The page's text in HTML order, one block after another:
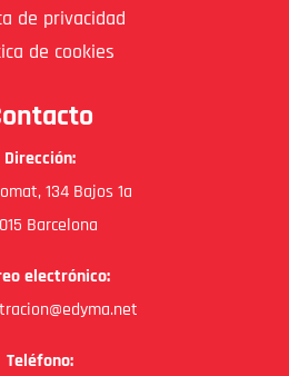
de privacidad
de cookies
Dirección:
134 Bajos 1a
Barcelona
electrónico:
Teléfono: